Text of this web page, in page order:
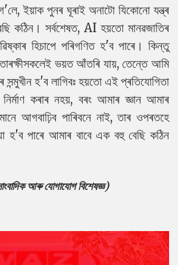
ইয়াক পুনৰ ঘূৰাই অনাটো যিকোনো যন্ত্ৰ
কঠিন। সৰ্বশেষত, AI হয়তো মানৱজাতিৰ
হিচাপে পৰিগণিত হ'ব পাৰে। কিন্তু
ভয়ত আঁতৰি যায়, তেন্তে আমি
হ'ব লাগিবঃ হয়তো এই প্ৰতিযোগিতা
নিৰ্মাণ কৰাৰ নহয়, বৰং আমাৰ জ্ঞান আমাৰ
আগবাঢ়িব পাৰিবনে নাই, তাৰ ওপৰতহে
হ'ব পাৰে আমাৰ বাবে এক বহু বেছি কঠিন
আৰু যোগাযোগ বিশেষজ্ঞ)